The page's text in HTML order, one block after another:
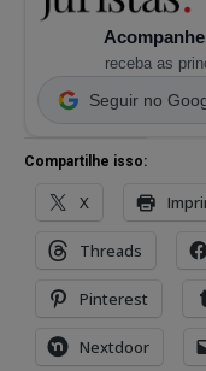
receba as
Seguir no
Compartilhe isso:
X
Threads
Pinterest
Nextdoor